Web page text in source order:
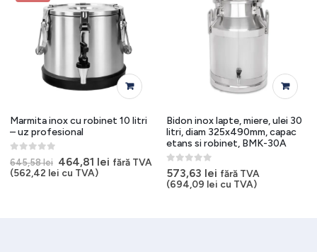
Marmita inox cu robinet 10 litri
– uz profesional
0 out of 5
645,58lei Prețul
inițial
464,81 leiPrețul
fără TVA
(562,42 lei cu TVA)
Bidon inox lapte, miere, ulei 30
litri, diam 325x490mm, capac
etans si robinet, BMK-30A
0out of 5
573,63 lei fără TVA
(694,09 lei cu TVA)